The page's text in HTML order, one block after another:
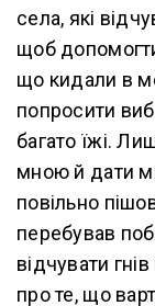
села, які
щоб
що кидали в
попросити
багато їжі.
мною й дати
повільно
перебував
відчувати
про те, що